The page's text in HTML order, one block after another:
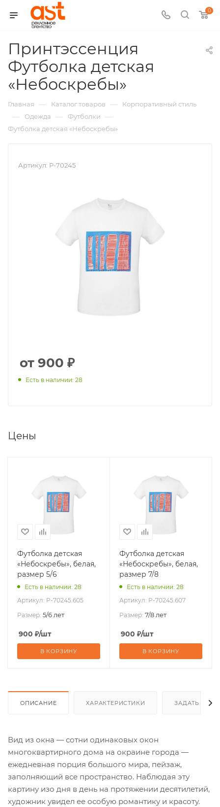
0
Принтэссенция
Футболка детская
«Небоскребы»
арт.:
Главная — Каталог товаров — Корпоративный стиль
— Одежда — Футболки —
Футболка детская «Небоскребы»
Артикул: P-70245
от 900 ₽
Есть в наличии: 28
Цены
Футболка детская
«Небоскребы», белая,
размер 5/6
Есть в наличии: 28
Артикул: P-70245.605
Размер: 5/6 лет
900 ₽/шт
В КОРЗИНУ
Футболка детская
«Небоскребы», белая,
размер 7/8
Есть в наличии: 28
Артикул: P-70245.607
Размер: 7/8 лет
900 ₽/шт
В КОРЗИНУ
ОПИСАНИЕ ХАРАКТЕРИСТИКИ ЗАДАТЬ
Вид из окна — сотни одинаковых окон
многоквартирного дома на окраине города —
ежедневная порция большого мира, пейзаж,
заполняющий все пространство. Наблюдая эту
картину изо дня в день на протяжении десятилетий,
художник увидел ее особую романтику и красоту.